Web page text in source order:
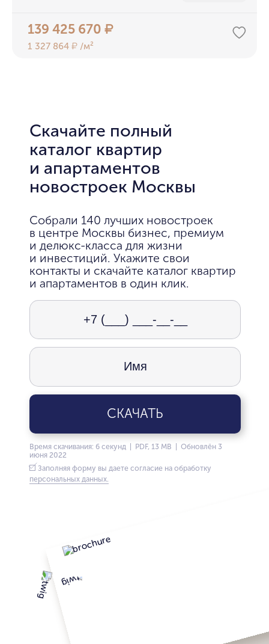
139 425 670₽
1 327 864₽ /м²
Скачайте полный
каталог квартир
и апартаментов
новостроек Москвы
Собрали 140 лучших новостроек
в центре Москвы бизнес, премиум
и делюкс-класса для жизни
и инвестиций. Укажите свои
контакты и скачайте каталог квартир
и апартаментов в один клик.
СКАЧАТЬ
Время скачивания: 6 секунд | PDF, 13 MB | Обновлён 3
июня 2022
Заполняя форму вы даете согласие на обработку
персональных данных.